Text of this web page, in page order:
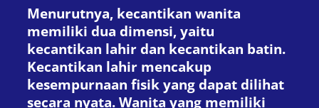
Menurutnya, kecantikan wanita
memiliki dua dimensi, yaitu
kecantikan lahir dan kecantikan batin.
Kecantikan lahir mencakup
kesempurnaan fisik yang dapat dilihat
secara nyata. Wanita yang memiliki